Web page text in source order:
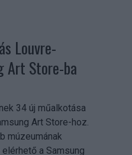
Louvre-
Art Store-ba
34 új műalkotása
Art Store-hoz.
múzeumának
a Samsung